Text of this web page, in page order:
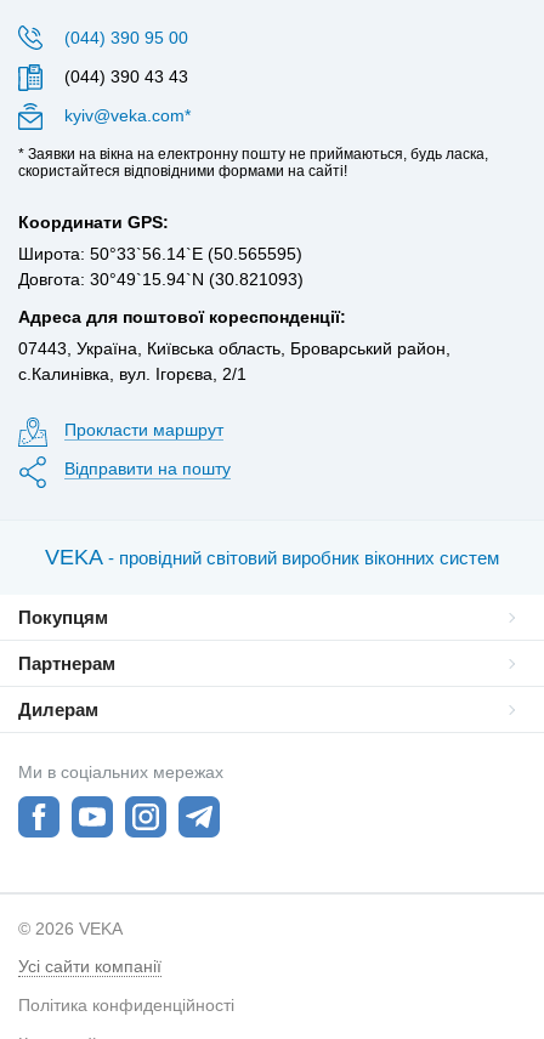
(044) 390 95 00
(044) 390 43 43
kyiv@veka.com*
* Заявки на вікна на електронну пошту не приймаються, будь ласка,
скористайтеся відповідними формами на сайті!
Координати GPS:
Широта: 50°33`56.14`E (50.565595)
Довгота: 30°49`15.94`N (30.821093)
Адреса для поштової кореспонденції:
07443, Україна, Київська область, Броварський район,
с.Калинівка, вул. Ігорєва, 2/1
Прокласти маршрут
Відправити на пошту
VEKA - провідний світовий виробник віконних систем
Покупцям
Партнерам
Дилерам
Ми в соціальних мережах
© 2026 VEKA
Усі сайти компанії
Політика конфиденційності